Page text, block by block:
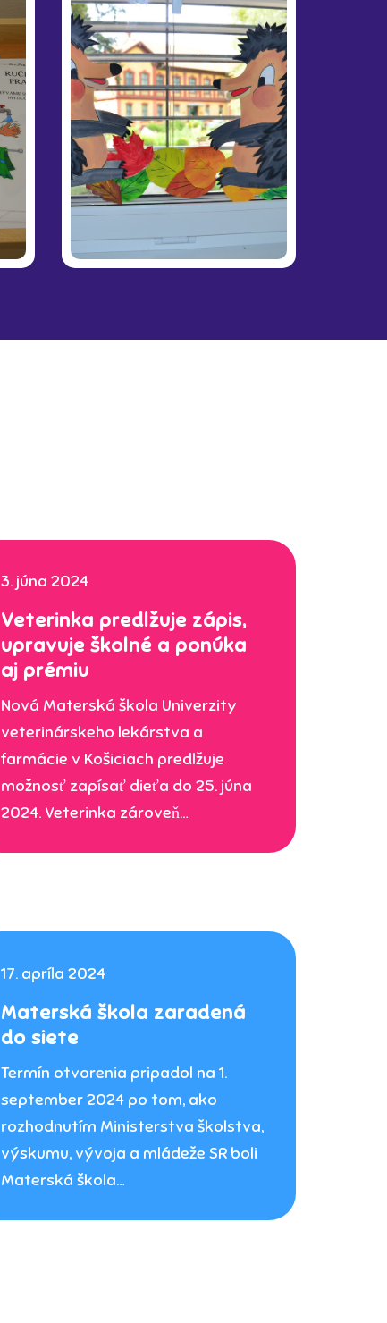
3. júna 2024
Veterinka predlžuje zápis,
upravuje školné a ponúka
aj prémiu
Nová Materská škola Univerzity
veterinárskeho lekárstva a
farmácie v Košiciach predlžuje
možnosť zapísať dieťa do 25. júna
2024. Veterinka zároveň…
17. apríla 2024
Materská škola zaradená
do siete
Termín otvorenia pripadol na 1.
september 2024 po tom, ako
rozhodnutím Ministerstva školstva,
výskumu, vývoja a mládeže SR boli
Materská škola…